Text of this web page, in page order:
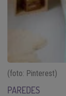
(foto: Pinterest)
PAREDES